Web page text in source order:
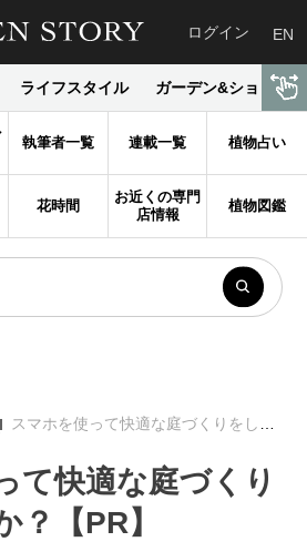
ログイン EN
ライフスタイル ガーデン&ショップ
執筆者一覧 連載一覧 植物占い
花時間
お近くの専門
店情報
植物図鑑
スマホを使って快適な庭づくりをしませんか？【PR】
て快適な庭づくり
？【PR】